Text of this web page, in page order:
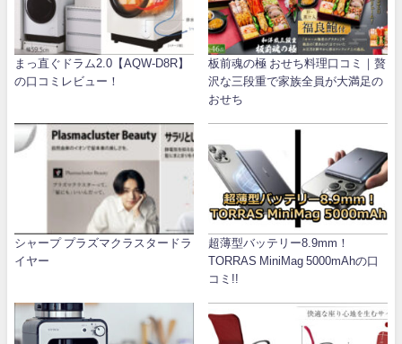
まっ直ぐドラム2.0【AQW-D8R】
の口コミレビュー！
板前魂の極 おせち料理口コミ｜贅
沢な三段重で家族全員が大満足の
おせち
シャープ プラズマクラスタードラ
イヤー
超薄型バッテリー8.9mm！
TORRAS MiniMag 5000mAhの口
コミ!!